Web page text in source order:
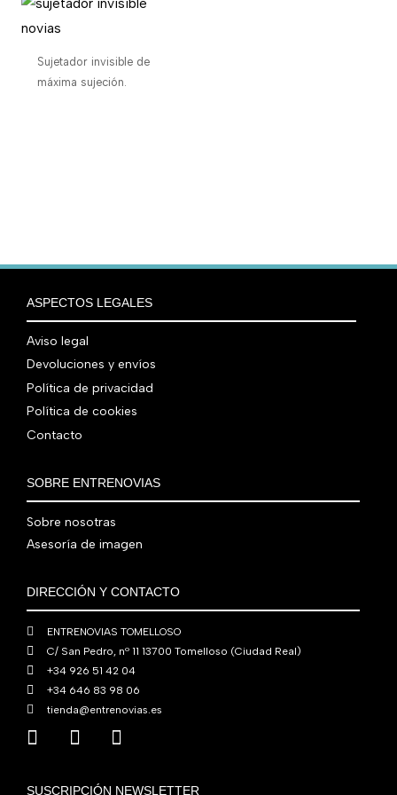
Sujetador invisible de
máxima sujeción.
ASPECTOS LEGALES
Aviso legal
Devoluciones y envíos
Política de privacidad
Política de cookies
Contacto
SOBRE ENTRENOVIAS
Sobre nosotras
Asesoría de imagen
DIRECCIÓN Y CONTACTO
ENTRENOVIAS TOMELLOSO
C/ San Pedro, nº 11 13700 Tomelloso (Ciudad Real)
+34 926 51 42 04
+34 646 83 98 06
tienda@entrenovias.es
SUSCRIPCIÓN NEWSLETTER